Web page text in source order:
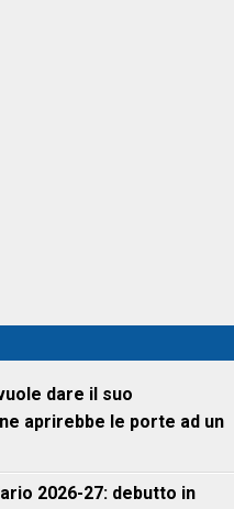
dare il suo
aprirebbe le porte ad un
2026-27: debutto in